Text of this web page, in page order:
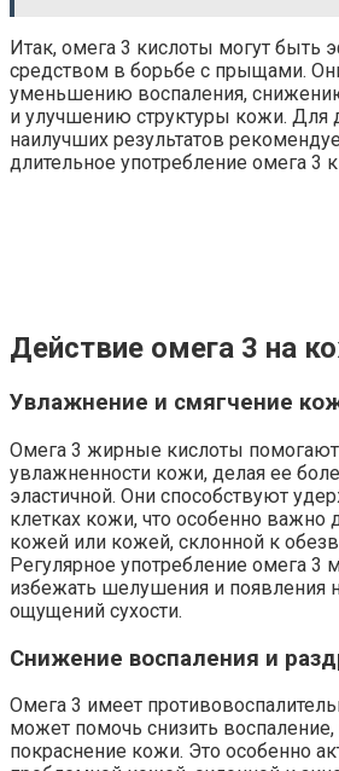
Итак, омега 3 кислоты могут
средством в борьбе с прыщами.
уменьшению воспаления,
и улучшению структуры кожи. Для
наилучших результатов
длительное употребление омега 3
Действие омега 3 на
Увлажнение и смягчение
Омега 3 жирные кислоты
увлажненности кожи, делая ее
эластичной. Они способствуют
клетках кожи, что особенно важно
кожей или кожей, склонной к
Регулярное употребление омега 3
избежать шелушения и появления
ощущений сухости.
Снижение воспаления и
Омега 3 имеет
может помочь снизить
покраснение кожи. Это особенно